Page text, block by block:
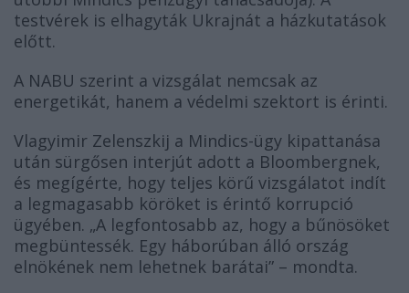
testvérek is elhagyták Ukrajnát a házkutatások
előtt.
A NABU szerint a vizsgálat nemcsak az
energetikát, hanem a védelmi szektort is érinti.
Vlagyimir Zelenszkij a Mindics-ügy kipattanása
után sürgősen interjút adott a Bloombergnek,
és megígérte, hogy teljes körű vizsgálatot indít
a legmagasabb köröket is érintő korrupció
ügyében. „A legfontosabb az, hogy a bűnösöket
megbüntessék. Egy háborúban álló ország
elnökének nem lehetnek barátai” – mondta.